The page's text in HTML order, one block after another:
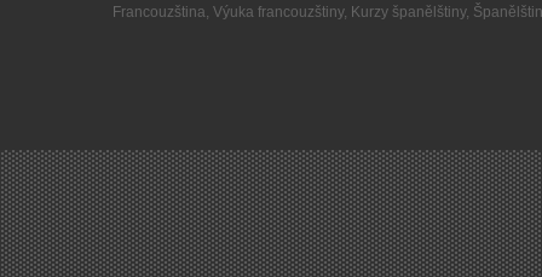
Francouzština,Výuka francouzštiny, Kurzy španělštiny,